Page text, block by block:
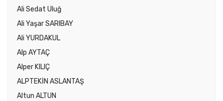
Ali Sedat Uluğ
Ali Yaşar SARIBAY
Ali YURDAKUL
Alp AYTAÇ
Alper KILIÇ
ALPTEKİN ASLANTAŞ
Altun ALTUN